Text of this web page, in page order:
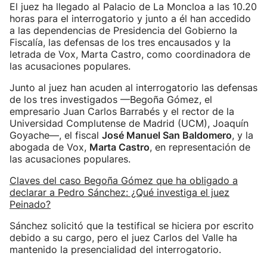
El juez ha llegado al Palacio de La Moncloa a las 10.20
horas para el interrogatorio y junto a él han accedido
a las dependencias de Presidencia del Gobierno la
Fiscalía, las defensas de los tres encausados y la
letrada de Vox, Marta Castro, como coordinadora de
las acusaciones populares.
Junto al juez han acuden al interrogatorio las defensas
de los tres investigados —Begoña Gómez, el
empresario Juan Carlos Barrabés y el rector de la
Universidad Complutense de Madrid (UCM), Joaquín
Goyache—, el fiscal José Manuel San Baldomero, y la
abogada de Vox, Marta Castro, en representación de
las acusaciones populares.
Claves del caso Begoña Gómez que ha obligado a
declarar a Pedro Sánchez: ¿Qué investiga el juez
Peinado?
Sánchez solicitó que la testifical se hiciera por escrito
debido a su cargo, pero el juez Carlos del Valle ha
mantenido la presencialidad del interrogatorio.